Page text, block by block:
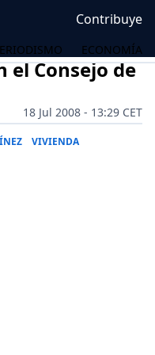
Contribuye
ECONOMÍA
el Consejo de
18 Jul 2008 - 13:29 CET
VIVIENDA